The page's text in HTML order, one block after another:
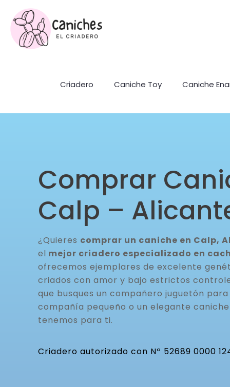
Criadero Caniche Toy Caniche
Comprar
Calp –
¿Quieres comprar un caniche en Calp,
el mejor criadero especializado en
ofrecemos ejemplares de excelente
criados con amor y bajo estrictos
que busques un compañero juguetón
compañía pequeño o un elegante
tenemos para ti.
Criadero autorizado con Nº 52689 0000